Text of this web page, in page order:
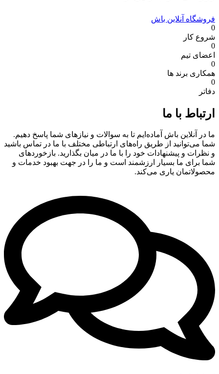
فروشگاه آنلاین باش
0
شروع کار
0
اعضای تیم
0
همکاری برند ها
0
دفاتر
ارتباط با ما
ما در آنلاین باش آماده‌ایم تا به سوالات و نیازهای شما پاسخ دهیم.
شما می‌توانید از طریق راه‌های ارتباطی مختلف با ما در تماس باشید
و نظرات و پیشنهادات خود را با ما در میان بگذارید. بازخوردهای
شما برای ما بسیار ارزشمند است و ما را در جهت بهبود خدمات و
محصولاتمان یاری می‌کند.